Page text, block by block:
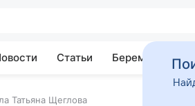
Статьи Беременность
Татьяна Щеглова